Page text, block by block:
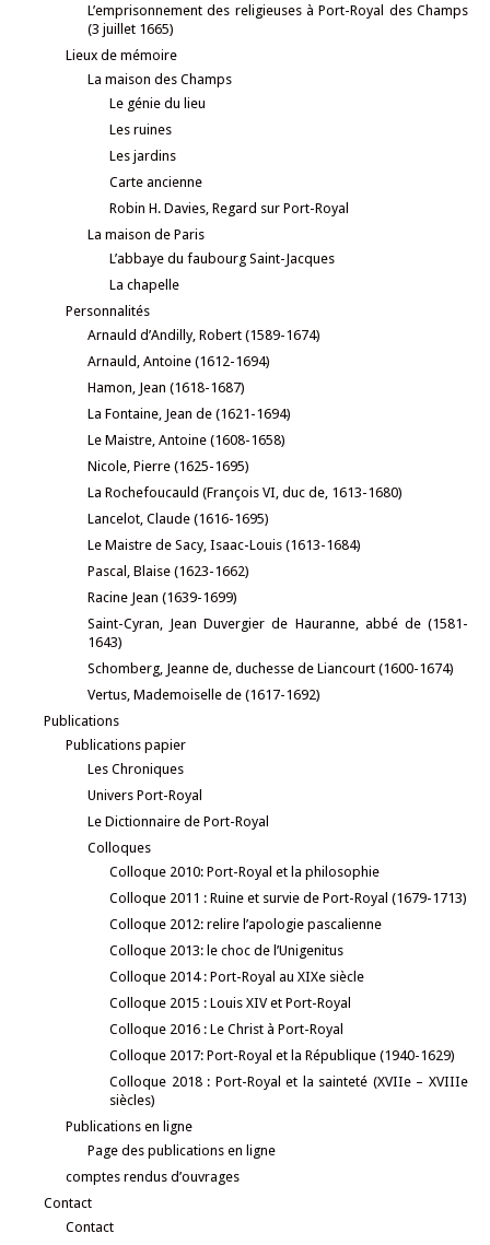
L’emprisonnement des religieuses à Port-Royal des Champs
(3 juillet 1665)
Lieux de mémoire
La maison des Champs
Le génie du lieu
Les ruines
Les jardins
Carte ancienne
Robin H. Davies, Regard sur Port-Royal
La maison de Paris
L’abbaye du faubourg Saint-Jacques
La chapelle
Personnalités
Arnauld d’Andilly, Robert (1589-1674)
Arnauld, Antoine (1612-1694)
Hamon, Jean (1618-1687)
La Fontaine, Jean de (1621-1694)
Le Maistre, Antoine (1608-1658)
Nicole, Pierre (1625-1695)
La Rochefoucauld (François VI, duc de, 1613-1680)
Lancelot, Claude (1616-1695)
Le Maistre de Sacy, Isaac-Louis (1613-1684)
Pascal, Blaise (1623-1662)
Racine Jean (1639-1699)
Saint-Cyran, Jean Duvergier de Hauranne, abbé de (1581-
1643)
Schomberg, Jeanne de, duchesse de Liancourt (1600-1674)
Vertus, Mademoiselle de (1617-1692)
Publications
Publications papier
Les Chroniques
Univers Port-Royal
Le Dictionnaire de Port-Royal
Colloques
Colloque 2010: Port-Royal et la philosophie
Colloque 2011 : Ruine et survie de Port-Royal (1679-1713)
Colloque 2012: relire l’apologie pascalienne
Colloque 2013: le choc de l’Unigenitus
Colloque 2014 : Port-Royal au XIXe siècle
Colloque 2015 : Louis XIV et Port-Royal
Colloque 2016 : Le Christ à Port-Royal
Colloque 2017: Port-Royal et la République (1940-1629)
Colloque 2018 : Port-Royal et la sainteté (XVIIe – XVIIIe
siècles)
Publications en ligne
Page des publications en ligne
comptes rendus d’ouvrages
Contact
Contact